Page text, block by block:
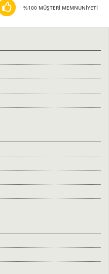
%100 MÜŞTERİ MEMNUNİYETİ